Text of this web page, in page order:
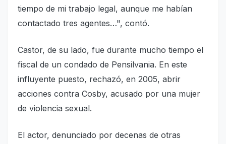
tiempo de mi trabajo legal, aunque me habían
contactado tres agentes…", contó.
Castor, de su lado, fue durante mucho tiempo el
fiscal de un condado de Pensilvania. En este
influyente puesto, rechazó, en 2005, abrir
acciones contra Cosby, acusado por una mujer
de violencia sexual.
El actor, denunciado por decenas de otras